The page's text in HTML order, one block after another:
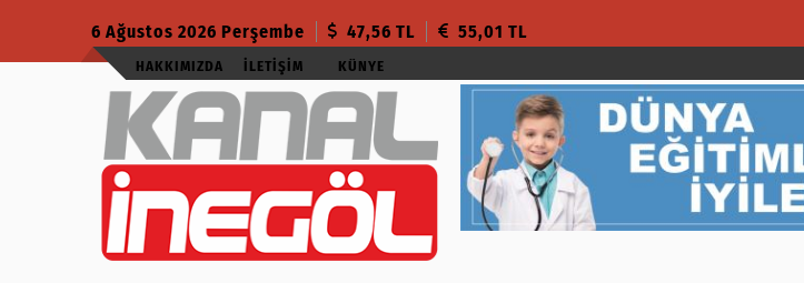
6 Ağustos 2026 Perşembe 47,56 TL 55,01 TL
HAKKIMIZDA İLETIŞIM KÜNYE